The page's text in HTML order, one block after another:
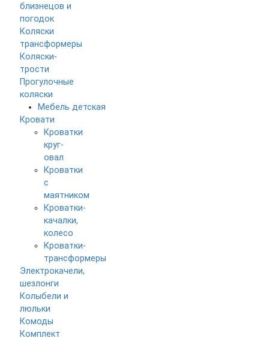
близнецов и
погодок
Коляски
трансформеры
Коляски-
трости
Прогулочные
коляски
Мебель детская
Кровати
Кроватки
круг-
овал
Кроватки
с
маятником
Кроватки-
качалки,
колесо
Кроватки-
трансформеры
Электрокачели,
шезлонги
Колыбели и
люльки
Комоды
Комплект